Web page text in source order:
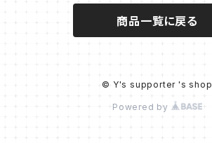
- Collection of Blue -
作品デザイングッズ
PainterYumeno×illust_coffret
商品一覧に戻る
© Y's supporter 's shop
Powered by